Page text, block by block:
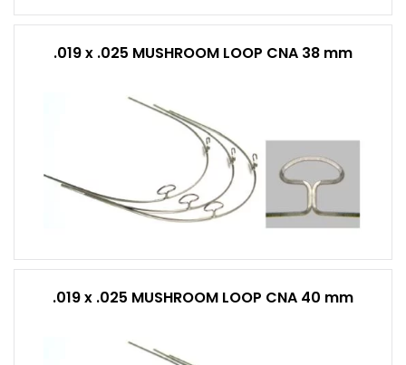
.019 x .025 MUSHROOM LOOP CNA 38 mm
.019 x .025 MUSHROOM LOOP CNA 40 mm